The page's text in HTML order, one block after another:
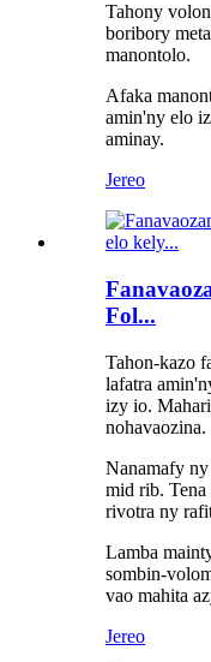
Tahony
boribory
manontolo.
Afaka
amin'ny elo
aminay.
Jereo
Fol...
Tahon-kazo
lafatra
izy io.
nohavaozina.
Nanamafy
mid rib. Tena
rivotra ny
Lamba
sombin-
vao mahita
Jereo